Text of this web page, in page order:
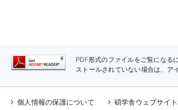
PDF形式のファイルをご覧にな
ストールされていない場合は、ア
個人情報の保護について 碩学舎ウェブサイ